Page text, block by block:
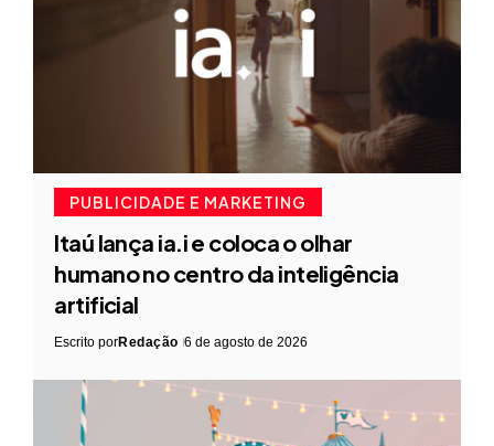
PUBLICIDADE E MARKETING
Itaú lança ia.i e coloca o olhar
humano no centro da inteligência
artificial
Escrito porRedação 6 de agosto de 2026